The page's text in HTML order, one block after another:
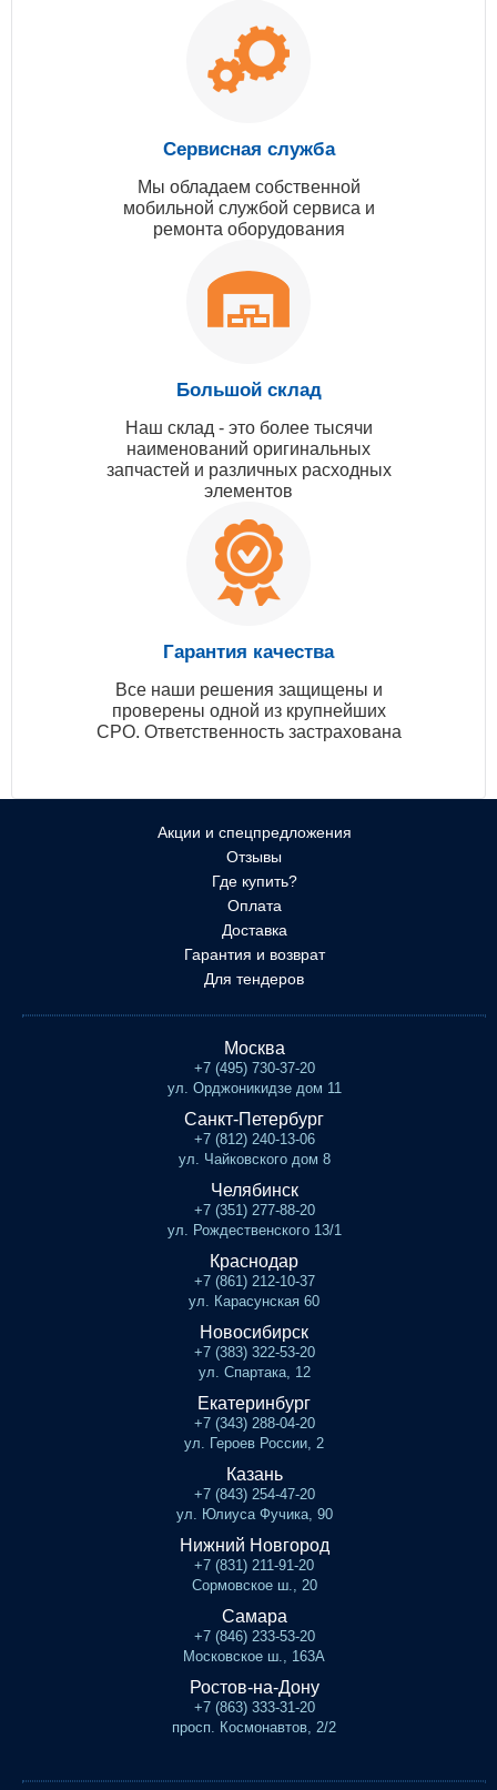
Сервисная служба
Мы обладаем собственной
мобильной службой сервиса и
ремонта оборудования
Большой склад
Наш склад - это более тысячи
наименований оригинальных
запчастей и различных расходных
элементов
Гарантия качества
Все наши решения защищены и
проверены одной из крупнейших
СРО. Ответственность застрахована
Акции и спецпредложения
Отзывы
Где купить?
Оплата
Доставка
Гарантия и возврат
Для тендеров
Москва
+7 (495) 730-37-20
ул. Орджоникидзе дом 11
Санкт-Петербург
+7 (812) 240-13-06
ул. Чайковского дом 8
Челябинск
+7 (351) 277-88-20
ул. Рождественского 13/1
Краснодар
+7 (861) 212-10-37
ул. Карасунская 60
Новосибирск
+7 (383) 322-53-20
ул. Спартака, 12
Екатеринбург
+7 (343) 288-04-20
ул. Героев России, 2
Казань
+7 (843) 254-47-20
ул. Юлиуса Фучика, 90
Нижний Новгород
+7 (831) 211-91-20
Сормовское ш., 20
Самара
+7 (846) 233-53-20
Московское ш., 163А
Ростов-на-Дону
+7 (863) 333-31-20
просп. Космонавтов, 2/2